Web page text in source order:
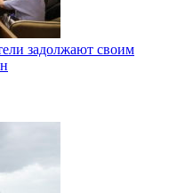
задолжают своим